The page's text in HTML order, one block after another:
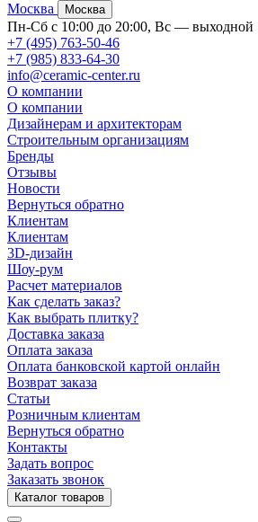
Москва
Москва
Пн-Сб с 10:00 до 20:00, Вс — выходной
+7 (495) 763-50-46
+7 (985) 833-64-30
info@ceramic-center.ru
О компании
О компании
Дизайнерам и архитекторам
Строительным организациям
Бренды
Отзывы
Новости
Вернуться обратно
Клиентам
Клиентам
3D-дизайн
Шоу-рум
Расчет материалов
Как сделать заказ?
Как выбрать плитку?
Доставка заказа
Оплата заказа
Оплата банковской картой онлайн
Возврат заказа
Статьи
Розничным клиентам
Вернуться обратно
Контакты
Задать вопрос
Заказать звонок
Каталог товаров